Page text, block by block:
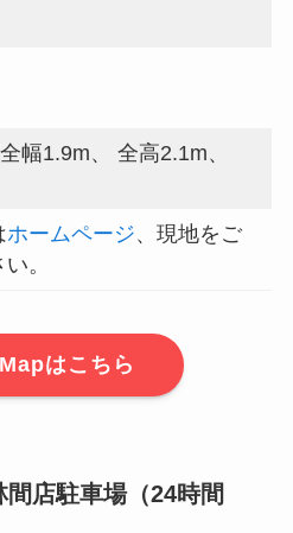
幅1.9m、 全高2.1m、
ホームページ、現地をご
。
はこちら
店駐車場（24時間